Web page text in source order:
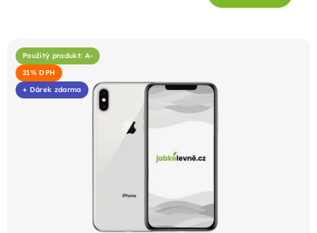
Použitý produkt: A-
21% DPH
+ Dárek zdarma